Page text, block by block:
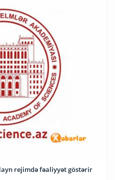
rejimdə fəaliyyət göstərir